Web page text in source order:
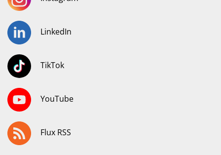
LinkedIn
TikTok
YouTube
Flux RSS